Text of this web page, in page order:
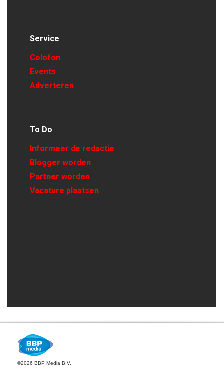
Service
Colofon
Events
Adverteren
To Do
Informeer de redactie
Blogger worden
Partner worden
Vacature plaatsen
©2026 BBP Media B.V.